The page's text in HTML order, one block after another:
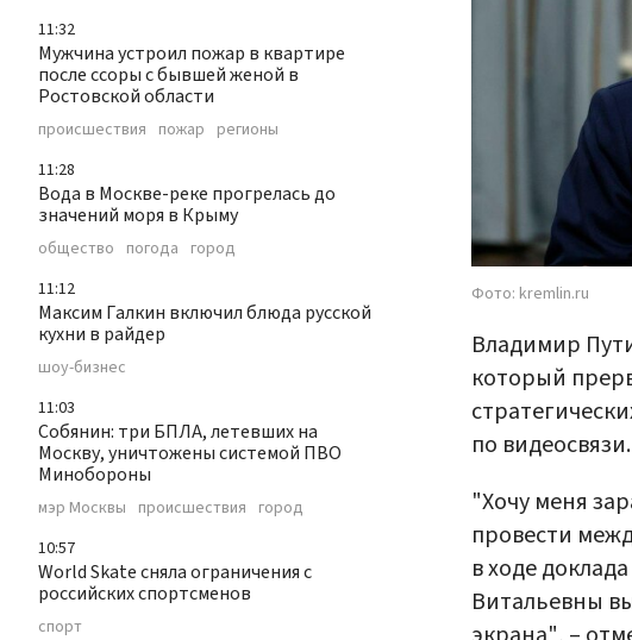
11:32
Мужчина устроил пожар в квартире
после ссоры с бывшей женой в
Ростовской области
происшествия пожар регионы
11:28
Вода в Москве-реке прогрелась до
значений моря в Крыму
общество погода город
11:12
Максим Галкин включил блюда русской
кухни в райдер
шоу-бизнес
11:03
Собянин: три БПЛА, летевших на
Москву, уничтожены системой ПВО
Минобороны
мэр Москвы происшествия город
10:57
World Skate сняла ограничения с
российских спортсменов
спорт
Фото: kremlin.ru
Владимир
который
по видеосвязи.
"Хочу меня
провести
в ходе доклада
Витальевны